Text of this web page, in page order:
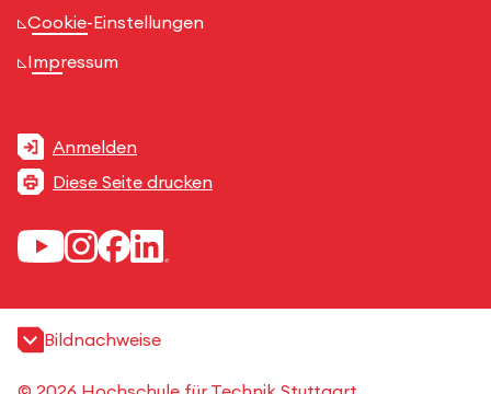
Cookie-Einstellungen
Impressum
Anmelden
Diese Seite drucken
Bildnachweise